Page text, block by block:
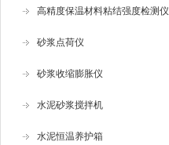
高精度保温材料粘结强度检测仪
砂浆点荷仪
砂浆收缩膨胀仪
水泥砂浆搅拌机
水泥恒温养护箱